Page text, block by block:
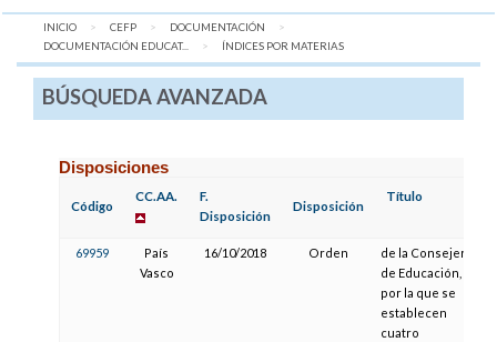
INICIO CEFP
DOCUMENTACIÓN
DOCUMENTACIÓN EDUCAT...
AQUÍ:
ÍNDICES POR MATERIAS
BÚSQUEDA AVANZADA
Disposiciones
Código
CC.AA.
F.
Disposición
Disposición
Título
69959
País
Vasco
16/10/2018 Orden
de la Consejera
de Educación,
por la que se
establecen
cuatro